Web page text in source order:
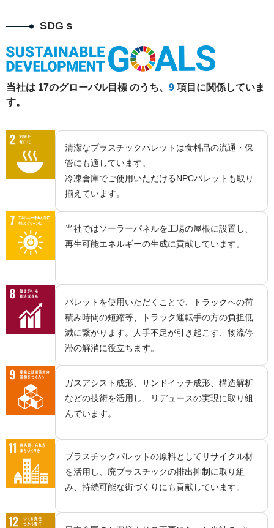
SDGｓ
当社は 17のグローバル目標 のうち、 9 項目に関係していま
す。
清潔なプラスチックパレットは食料品の流通・保
管にも適しています。
冷凍倉庫でご使用いただけるNPCパレットも取り
揃えています。
当社ではソーラーパネルを工場の屋根に設置し、
再生可能エネルギーの生成に貢献しています。
パレットを使用いただくことで、トラックへの荷
積み時間の短縮等、トラック運転手の方の負担低
減に繋がります。人手不足が引き起こす、物流停
滞の解消に役立ちます。
ガスアシスト成形、サンドイッチ成形、構造解析
などの技術を活用し、リデュースの実現に取り組
んでいます。
プラスチックパレットの原料としてリサイクル材
を活用し、廃プラスチックの排出抑制に取り組
み、持続可能な街づくりにも貢献しています。